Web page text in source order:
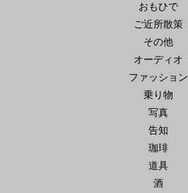
おもひで
ご近所散策
その他
オーディオ
ファッション
乗り物
写真
告知
珈琲
道具
酒